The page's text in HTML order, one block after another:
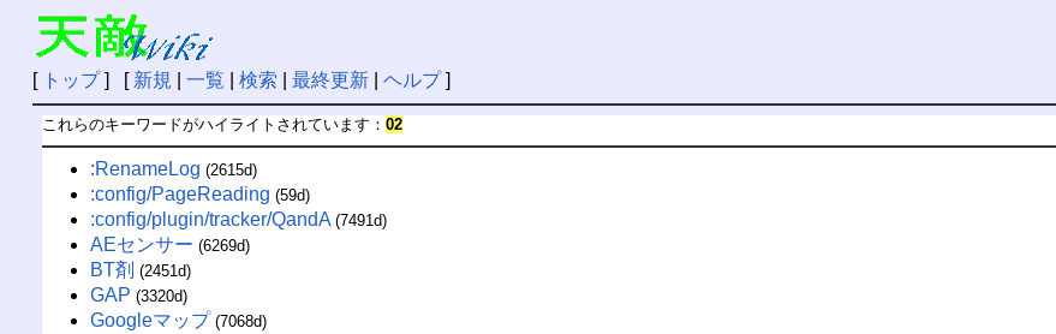
[ トップ] [ 新規 一覧 検索 最終更新| ヘルプ]
これらのキーワードがハイライトされています： 02
:RenameLog (2615d)
:config/PageReading (59d)
:config/plugin/tracker/QandA (7491d)
AEセンサー (6269d)
BT剤 (2451d)
GAP (3320d)
Googleマップ (7068d)